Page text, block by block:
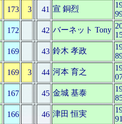
173 3 41 宣 銅烈
172 42 バーネット Tony
169 43 鈴木 孝政
169 3 44 河本 育之
167 45 金城 基泰
166 46 津田 恒実